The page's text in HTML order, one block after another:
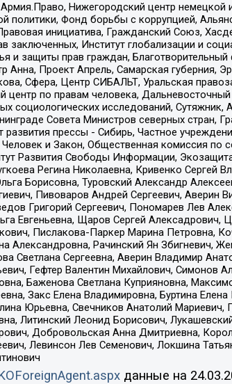
Нижегородский центр
политики, Фонд борьбы с коррупцией,
инициатива, Гражданский Союз,
заключенных, Институт глобализации и
и защиты прав граждан,
Анна, Проект Апрель, Самарская
Сфера, Центр СИБАЛЬТ, Уральская
центр по правам человека,
социологических исследований,
Совета Министров северных
прессы - Сибирь, Частное
и Закон, Общественная комиссия
Развития Свободы Информации,
Регина Николаевна, Кривенко
Борисовна, Туровский Александр
Пивоваров Андрей Сергеевич, Аверин
Григорий Сергеевич, Пономарев Лев
Евгеньевна, Щаров Сергей Алексадрович,
Пислакова-Паркер Марина Петровна,
Александровна, Рачинский Ян
Светлана Сергеевна, Аверин Владимир
Гефтер Валентин Михайлович, Симонов
Баженова Светлана Куприяновна,
Закс Елена Владимировна, Буртина
Юрьевна, Свечников Анатолий
Литинский Леонид Борисович,
Добровольская Анна Дмитриевна,
Левинсон Лев Семенович, Локшина
данные на